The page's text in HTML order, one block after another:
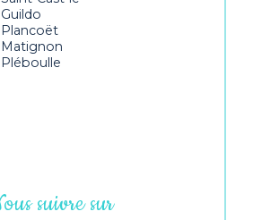
Guildo
Plancoët
Matignon
Pléboulle
Nous suivre sur